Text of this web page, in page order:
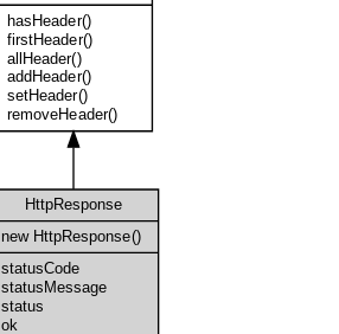
hasHeader()
firstHeader()
allHeader()
addHeader()
setHeader()
removeHeader()
HttpResponse
new HttpResponse()
statusCode
statusMessage
status
ok